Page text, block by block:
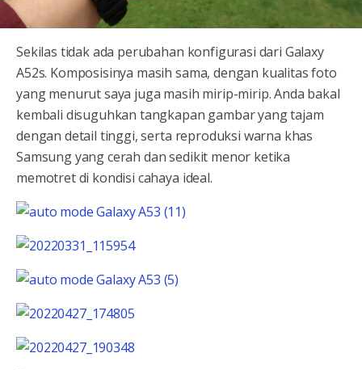
Sekilas tidak ada perubahan konfigurasi dari Galaxy
A52s. Komposisinya masih sama, dengan kualitas foto
yang menurut saya juga masih mirip-mirip. Anda bakal
kembali disuguhkan tangkapan gambar yang tajam
dengan detail tinggi, serta reproduksi warna khas
Samsung yang cerah dan sedikit menor ketika
memotret di kondisi cahaya ideal.